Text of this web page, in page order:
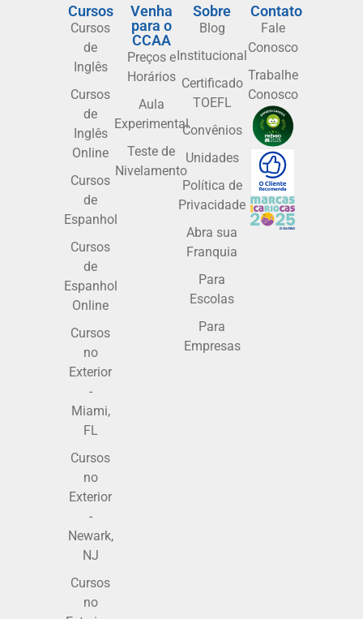
Cursos
Cursos
de
Inglês
Cursos
de
Inglês
Online
Cursos
de
Espanhol
Cursos
de
Espanhol
Online
Cursos
no
Exterior
-
Miami,
FL
Cursos
no
Exterior
-
Newark,
NJ
Cursos
no
Venha
para o
CCAA
Preços e
Horários
Aula
Experimental
Teste de
Nivelamento
Sobre
Blog
Institucional
Certificado
TOEFL
Convênios
Unidades
Política de
Privacidade
Abra sua
Franquia
Para
Escolas
Para
Empresas
Contato
Fale
Conosco
Trabalhe
Conosco